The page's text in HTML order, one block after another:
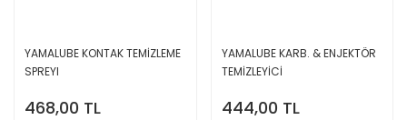
YAMALUBE KONTAK TEMİZLEME
SPREYI
468,00 TL
YAMALUBE KARB. & ENJEKTÖR
TEMİZLEYİCİ
444,00 TL